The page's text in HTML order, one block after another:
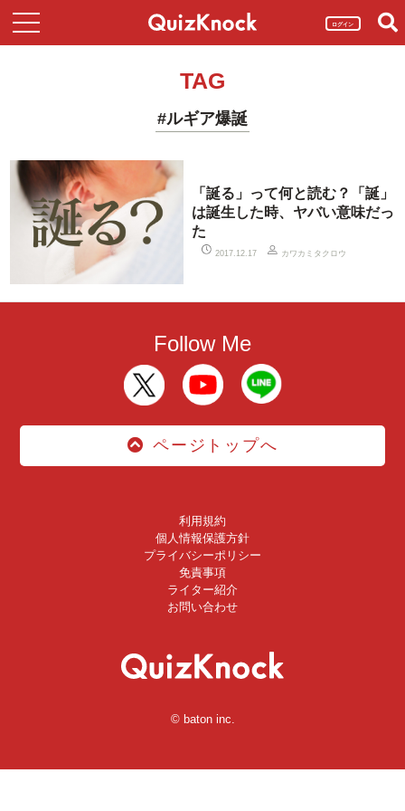
ログイン
TAG
#ルギア爆誕
「誕る」って何と読む？「誕」
は誕生した時、ヤバい意味だっ
た
2017.12.17 カワカミタクロウ
Follow Me
ページトップへ
利用規約
個人情報保護方針
プライバシーポリシー
免責事項
ライター紹介
お問い合わせ
© baton inc.